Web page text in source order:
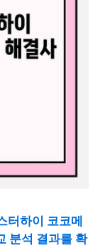
터하이 코코메
분석 결과를 확